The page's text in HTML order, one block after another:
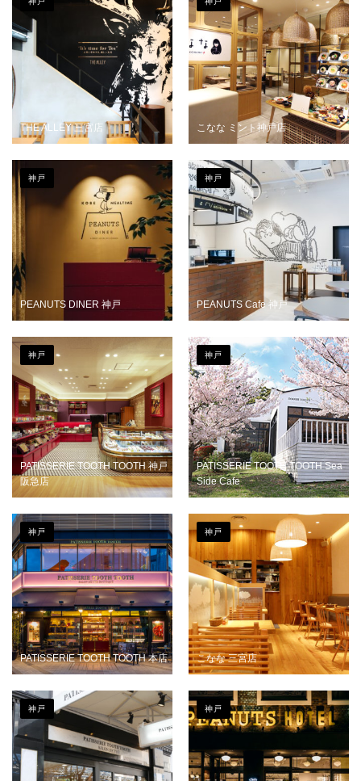
THE ALLEY 三宮店 こなな ミント神戸店
PEANUTS DINER 神戸
神戸
PEANUTS Cafe 神戸
神戸
PATISSERIE TOOTH TOOTH 神戸
阪急店
神戸
PATISSERIE TOOTH TOOTH Sea
Side Cafe
神戸
PATISSERIE TOOTH TOOTH 本店
神戸
こなな 三宮店
神戸
神戸 神戸